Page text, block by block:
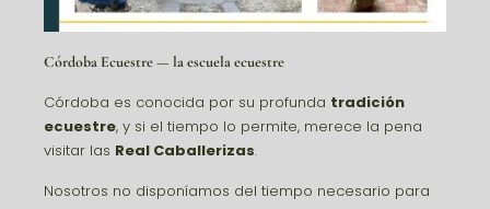
Córdoba Ecuestre — la escuela ecuestre
Córdoba es conocida por su profunda tradición
ecuestre, y si el tiempo lo permite, merece la pena
visitar las Real Caballerizas.
Nosotros no disponíamos del tiempo necesario para